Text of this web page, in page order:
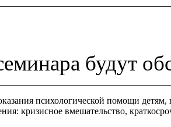
будут
психологической помощи детям,
кризисное вмешательство,